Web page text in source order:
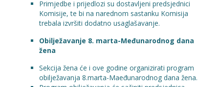
Primjedbe i prijedlozi su dostavljeni predsjednici
Komisije, te bi na narednom sastanku Komisija
trebala izvršiti dodatno usaglašavanje.
Obilježavanje 8. marta-Međunarodnog dana
žena
Sekcija žena će i ove godine organizirati program
obilježavanja 8.marta-Maeđunarodnog dana žena.